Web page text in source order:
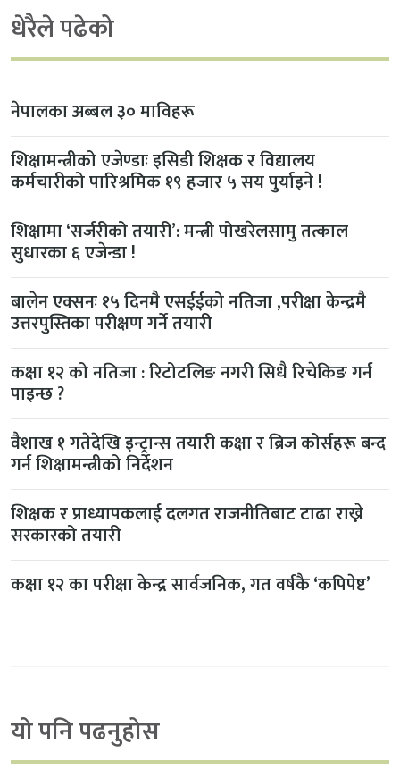
धेरैले पढेको
नेपालका अब्बल ३० माविहरू
शिक्षामन्त्रीको एजेण्डाः इसिडी शिक्षक र विद्यालय
कर्मचारीको पारिश्रमिक १९ हजार ५ सय पुर्याइने !
शिक्षामा ‘सर्जरीको तयारी’: मन्त्री पोखरेलसामु तत्काल
सुधारका ६ एजेन्डा !
बालेन एक्सनः १५ दिनमै एसईईको नतिजा ,परीक्षा केन्द्रमै
उत्तरपुस्तिका परीक्षण गर्ने तयारी
कक्षा १२ को नतिजा : रिटोटलिङ नगरी सिधै रिचेकिङ गर्न
पाइन्छ ?
वैशाख १ गतेदेखि इन्ट्रान्स तयारी कक्षा र ब्रिज कोर्सहरू बन्द
गर्न शिक्षामन्त्रीको निर्देशन
शिक्षक र प्राध्यापकलाई दलगत राजनीतिबाट टाढा राख्ने
सरकारको तयारी
कक्षा १२ का परीक्षा केन्द्र सार्वजनिक, गत वर्षकै ‘कपिपेष्ट’
यो पनि पढनुहोस